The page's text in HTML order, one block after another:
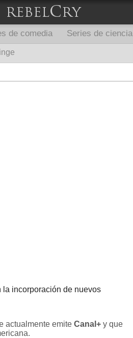
de comedia Series de
la incorporación de nuevos
actualmente emite Canal+ y que